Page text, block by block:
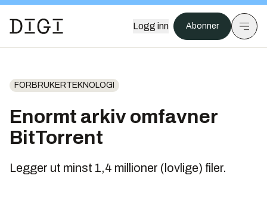
Logg inn Abonner
FORBRUKERTEKNOLOGI
Enormt arkiv omfavner
BitTorrent
Legger ut minst 1,4 millioner (lovlige) filer.